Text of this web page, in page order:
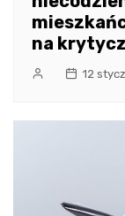
na
12